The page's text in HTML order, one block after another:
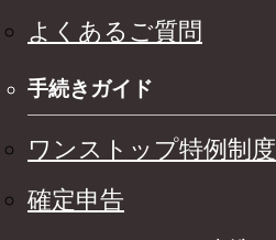
よくあるご質問
手続きガイド
ワンストップ特例制度
確定申告